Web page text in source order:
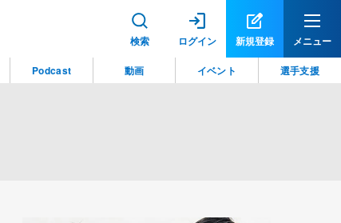
検索 ログイン 新規登録 メニュー
Podcast 動画 イベント 選手支援